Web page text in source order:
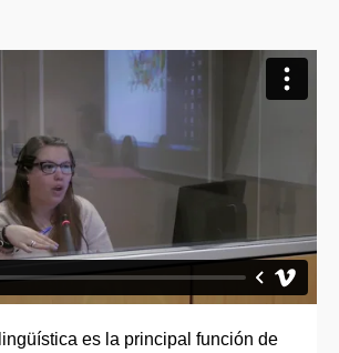
es la principal función de